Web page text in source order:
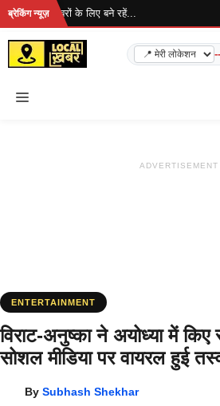
Skip
content
ब्रेकिंग न्यूज़
है... ताज़ा खबरों के लिए बने रहें...
Menu
ADVERTISEMENT
ENTERTAINMENT
विराट-अनुष्का ने अयोध्या में किए
सोशल मीडिया पर वायरल हुई
By Subhash Shekhar